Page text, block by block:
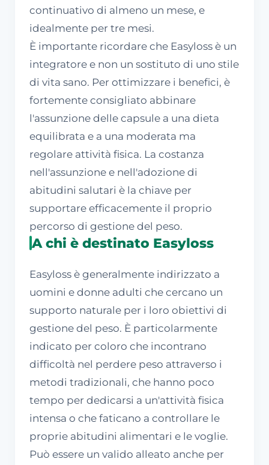
continuativo di almeno un mese, e
idealmente per tre mesi.
È importante ricordare che Easyloss è un
integratore e non un sostituto di uno stile
di vita sano. Per ottimizzare i benefici, è
fortemente consigliato abbinare
l'assunzione delle capsule a una dieta
equilibrata e a una moderata ma
regolare attività fisica. La costanza
nell'assunzione e nell'adozione di
abitudini salutari è la chiave per
supportare efficacemente il proprio
percorso di gestione del peso.
A chi è destinato Easyloss
Easyloss è generalmente indirizzato a
uomini e donne adulti che cercano un
supporto naturale per i loro obiettivi di
gestione del peso. È particolarmente
indicato per coloro che incontrano
difficoltà nel perdere peso attraverso i
metodi tradizionali, che hanno poco
tempo per dedicarsi a un'attività fisica
intensa o che faticano a controllare le
proprie abitudini alimentari e le voglie.
Può essere un valido alleato anche per